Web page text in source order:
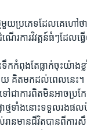
ាថ្ម​មួយ​ប្រភេទ​ដែល​គេ​ហ
ដំណើរ​ការ​វិវត្តន៍​ធំៗ​ដ
ពុង​តែ​ធ្លាក់​ចុះ​យ៉ាង​ខ្
ត​មក​ដល់​ពេល​នេះ។ កា
ៅ​ជា​ការ​ពិតមិន​អាច​ប្
ម​ទាំង​នោះ​ទទួល​រង​ផល​
ាន​មាន​ជីវិត​បាន​ពី​ការ​